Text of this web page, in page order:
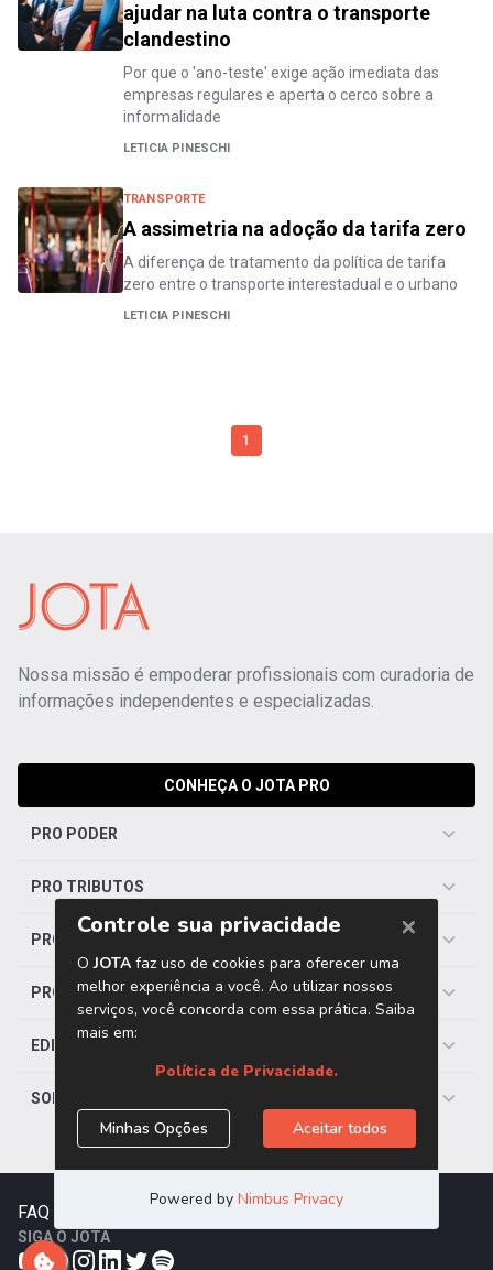
ajudar na luta contra o transporte
clandestino
Por que o 'ano-teste' exige ação imediata das
empresas regulares e aperta o cerco sobre a
informalidade
LETICIA PINESCHI
TRANSPORTE
A assimetria na adoção da tarifa zero
A diferença de tratamento da política de tarifa
zero entre o transporte interestadual e o urbano
LETICIA PINESCHI
1
Nossa missão é empoderar profissionais com curadoria de
informações independentes e especializadas.
CONHEÇA O JOTA PRO
PRO PODER
PRO TRIBUTOS
PRO TRABALHISTA
PRO SAÚDE
EDITORIAS
SOBRE O JOTA
FAQ Trabalhe Conosco
SIGA O JOTA